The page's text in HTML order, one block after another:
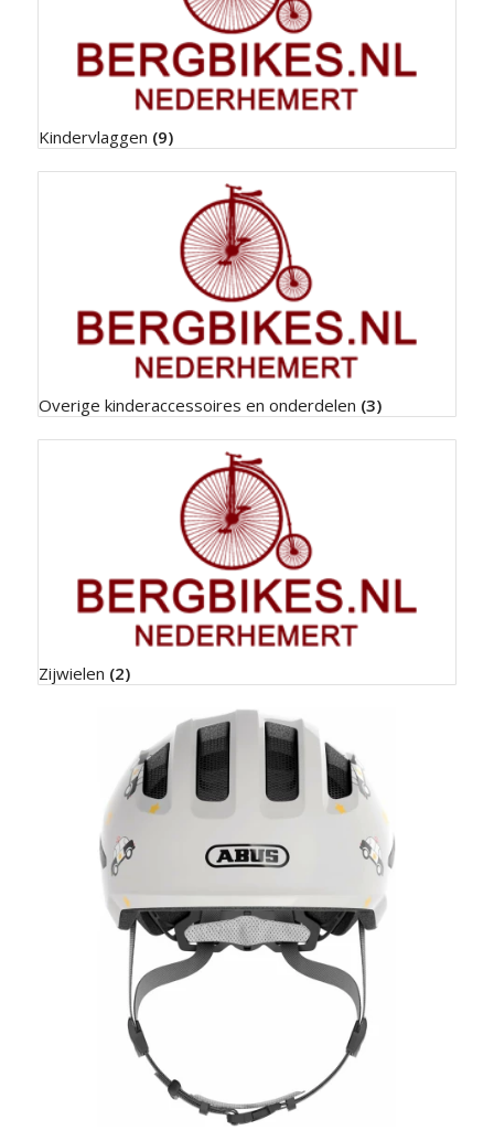
Kindervlaggen (9)
Overige kinderaccessoires en onderdelen (3)
Zijwielen (2)